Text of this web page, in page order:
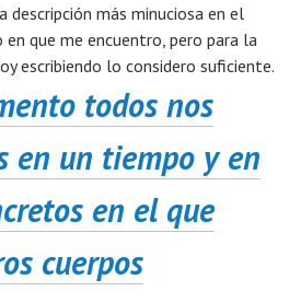
descripción más minuciosa en el
en que me encuentro, pero para la
escribiendo lo considero suficiente.
todos nos
en un tiempo y en
en el que
cuerpos